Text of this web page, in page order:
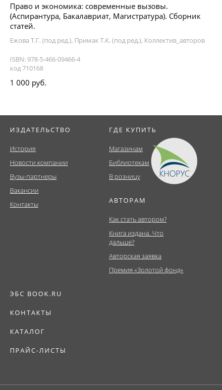
Право и экономика: современные вызовы.
(Аспирантура, Бакалавриат, Магистратура). Сборник
статей.
Ежова Т.Г. (под ред.), Примак Т.К. (под ред.), Коллектив_авторов
ISBN: 978-5-466-09466-4
код 710168
1 000 руб.
ИЗДАТЕЛЬСТВО
История
Новости компании
Вузы-партнеры
Вакансии
Контакты
ГДЕ КУПИТЬ
Магазинам
Библиотекам
В розницу
АВТОРАМ
Как стать автором?
Книга издана. Что
дальше?
Авторская заявка
Премия «Золотой фонд»
ЭБС BOOK.RU
КОНТАКТЫ
КАТАЛОГ
ПРАЙС-ЛИСТЫ